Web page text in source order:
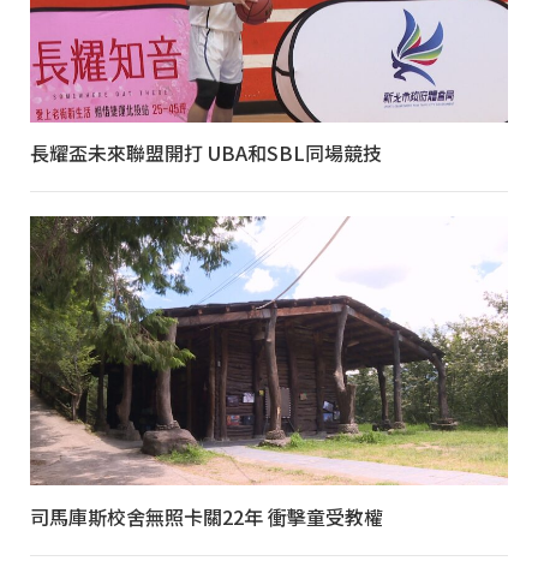
長耀盃未來聯盟開打 UBA和SBL同場競技
司馬庫斯校舍無照卡關22年 衝擊童受教權